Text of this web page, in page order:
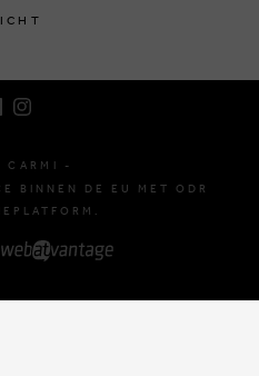
CARMI -
BINNEN DE EU MET ODR